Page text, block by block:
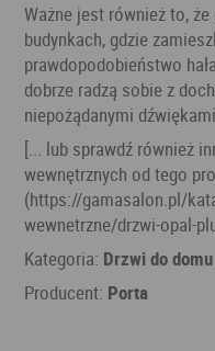
Ważne jest również to,
budynkach, gdzie
prawdopodobieństwo
dobrze radzą sobie z
niepożądanymi
[... lub sprawdź również
wewnętrznych od tego
(https://gamasalon.pl/
wewnetrzne/drzwi-opal-
Kategoria: Drzwi do domu
Producent: Porta